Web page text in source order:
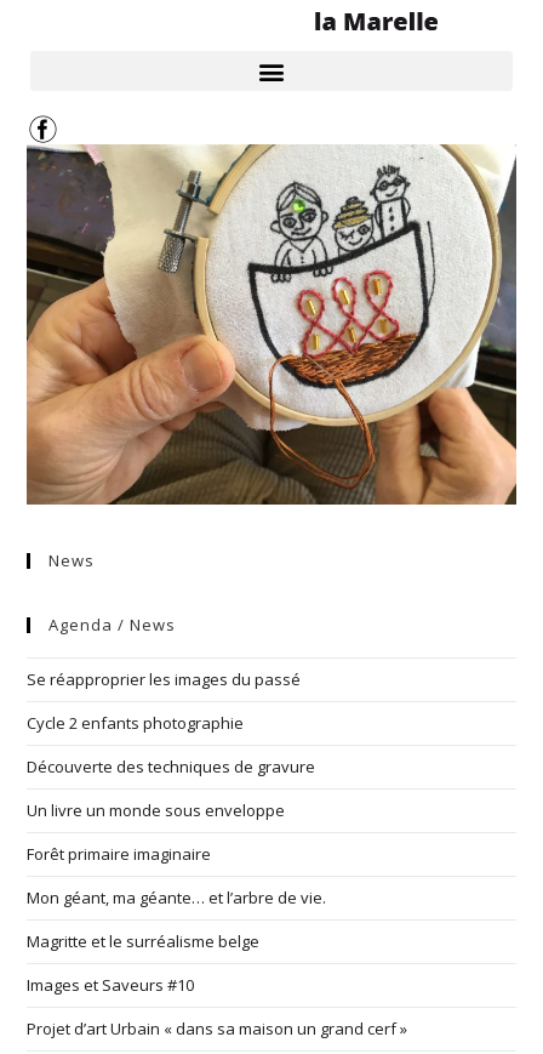
News
Agenda / News
Se réapproprier les images du passé
Cycle 2 enfants photographie
Découverte des techniques de gravure
Un livre un monde sous enveloppe
Forêt primaire imaginaire
Mon géant, ma géante… et l’arbre de vie.
Magritte et le surréalisme belge
Images et Saveurs #10
Projet d’art Urbain « dans sa maison un grand cerf »